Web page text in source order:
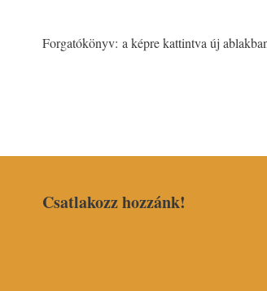
Forgatókönyv: a képre kattintva új
Csatlakozz hozzánk!